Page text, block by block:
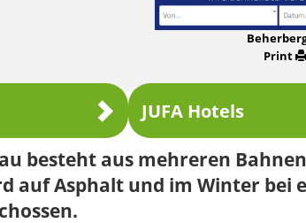
Print
JUFA Hotels
besteht aus mehreren
auf Asphalt und im Winter bei